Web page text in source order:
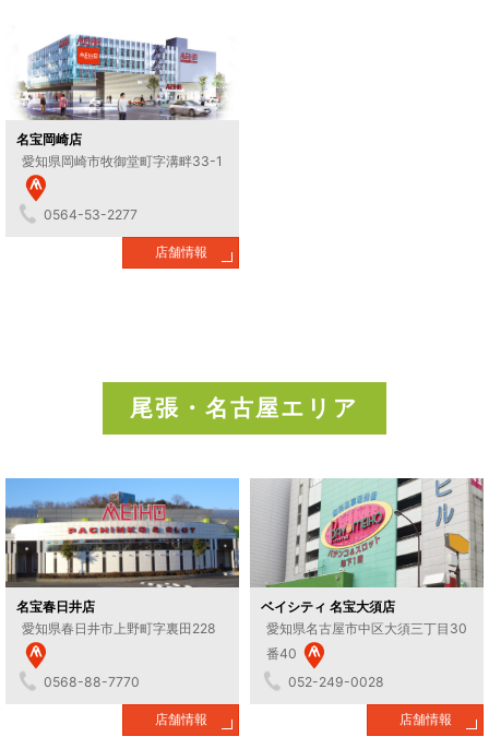
名宝岡崎店
愛知県岡崎市牧御堂町字溝畔33-1
0564-53-2277
店舗情報
尾張・名古屋エリア
名宝春日井店
愛知県春日井市上野町字裏田228
0568-88-7770
店舗情報
ベイシティ 名宝大須店
愛知県名古屋市中区大須三丁目30
番40
052-249-0028
店舗情報